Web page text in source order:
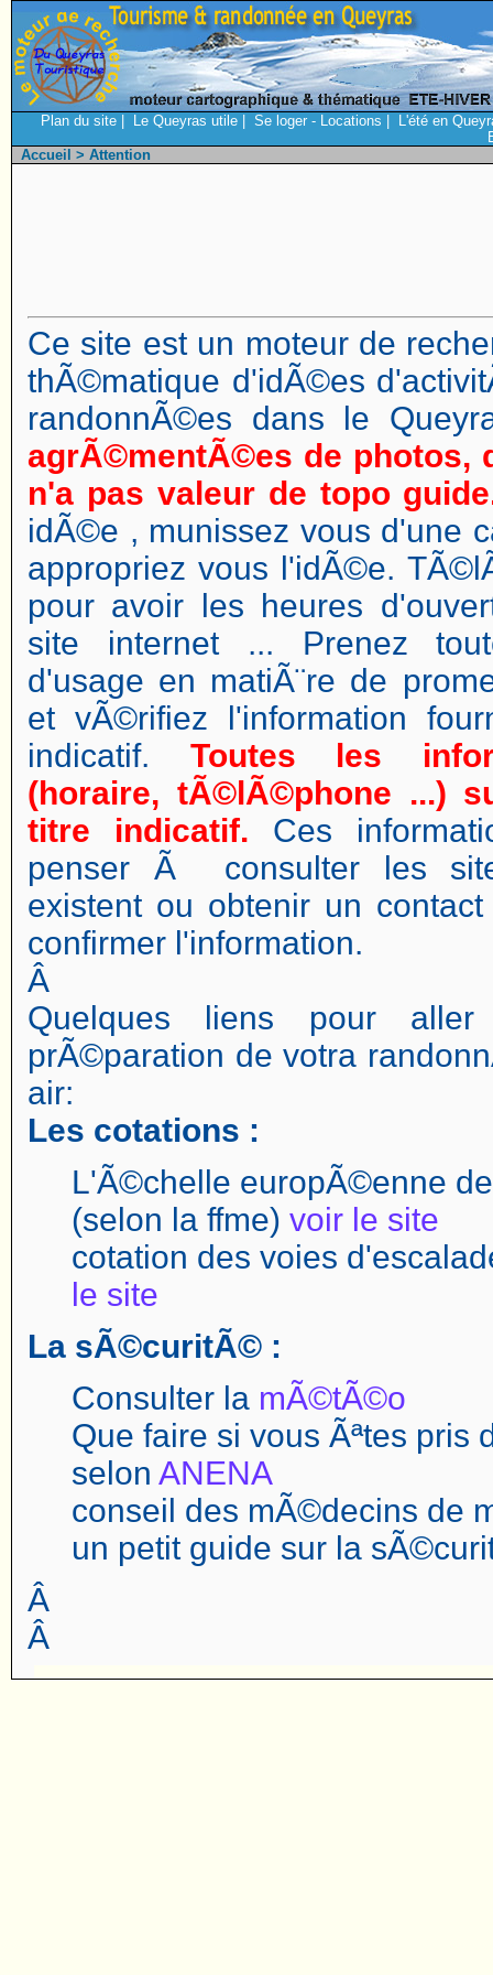
Plan du site Le Queyras utile Se loger - Locations
L'été en
Accueil > Attention
Ce site est un moteur de
thÃ©matique d'idÃ©es
randonnÃ©es dans le
agrÃ©mentÃ©es de photos,
n'a pas valeur de topo
idÃ©e , munissez vous d'une
appropriez vous l'idÃ©e.
pour avoir les heures
site internet ... Prenez
d'usage en matiÃ¨re de
et vÃ©rifiez l'information
indicatif. Toutes les
(horaire, tÃ©lÃ©phone ...)
titre indicatif. Ces
penser Ã consulter les
existent ou obtenir un
confirmer l'information.
Â
Quelques liens pour
prÃ©paration de votra
air:
Les cotations :
L'Ã©chelle europÃ©enne
(selon la ffme) voir le site
cotation des voies
le site
La sÃ©curitÃ© :
Consulter la mÃ©tÃ©o
Que faire si vous Ãªtes pris
selon ANENA
conseil des mÃ©decins de
un petit guide sur la
Â
Â